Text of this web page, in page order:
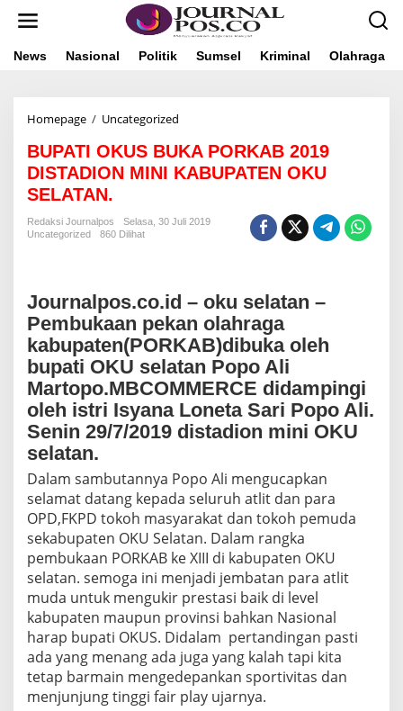
News Nasional Politik Sumsel Kriminal Olahraga
Homepage / Uncategorized
P
A
T
O
U
K
A
P
O
R
K
A
B
2
1
D
I
S
T
A
D
O
N
M
I
N
I
BUPATI OKUS BUKA PORKAB 2019
DISTADION MINI KABUPATEN OKU
SELATAN.
Redaksi Journalpos
Selasa, 30 Juli 2019
Uncategorized
860 Dilihat
Journalpos.co.id – oku selatan –
Pembukaan pekan olahraga
kabupaten(PORKAB)dibuka oleh
bupati OKU selatan Popo Ali
Martopo.MBCOMMERCE didampingi
oleh istri Isyana Loneta Sari Popo Ali.
Senin 29/7/2019 distadion mini OKU
selatan.
Dalam sambutannya Popo Ali mengucapkan
selamat datang kepada seluruh atlit dan para
OPD,FKPD tokoh masyarakat dan tokoh pemuda
sekabupaten OKU Selatan. Dalam rangka
pembukaan PORKAB ke XIII di kabupaten OKU
selatan. semoga ini menjadi jembatan para atlit
muda untuk mengukir prestasi baik di level
kabupaten maupun provinsi bahkan Nasional
harap bupati OKUS. Didalam pertandingan pasti
ada yang menang ada juga yang kalah tapi kita
tetap barmain mengedepankan sportivitas dan
menjunjung tinggi fair play ujarnya.